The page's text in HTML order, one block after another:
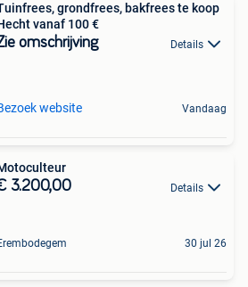
grondfrees, bakfrees te koop
vanaf 100 €
omschrijving Details
website Vandaag
3.200,00 Details
30 jul 26